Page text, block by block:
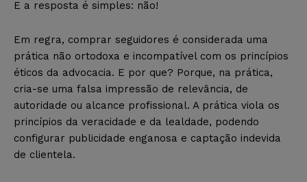
E a resposta é simples: não!
Em regra, comprar seguidores é considerada uma
prática não ortodoxa e incompatível com os princípios
éticos da advocacia. E por que? Porque, na prática,
cria-se uma falsa impressão de relevância, de
autoridade ou alcance profissional. A prática viola os
princípios da veracidade e da lealdade, podendo
configurar publicidade enganosa e captação indevida
de clientela.